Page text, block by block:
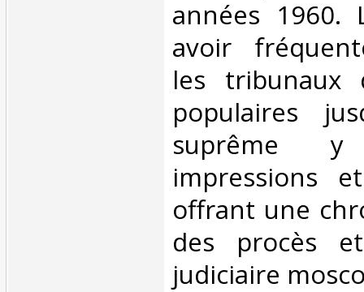
années 1960.
avoir
les tribunaux
populaires
suprême
impressions
offrant une
des procès
judiciaire